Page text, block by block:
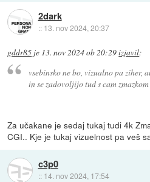
2dark
:: 13. nov 2024, 20:37
gddr85 je 13. nov 2024 ob 20:29izjavil:
vsebinsko ne bo, vizualno pa ziher,
in se zadovoljijo tud s cam
Za učakane je sedaj tukaj tudi 4k
CGI.. Kje je tukaj vizuelnost pa veš
c3p0
:: 14. nov 2024, 17:54